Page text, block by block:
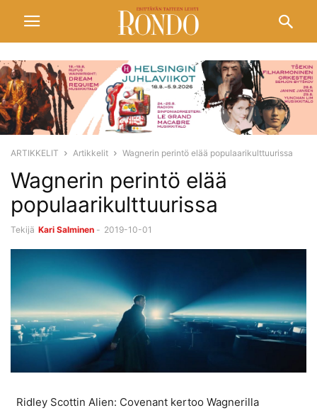
ARTIKKELIT Artikkelit Wagnerin perintö elää populaarikulttuurissa
Wagnerin perintö elää
populaarikulttuurissa
Tekijä Kari Salminen - 2019-10-01
Ridley Scottin Alien: Covenant kertoo Wagnerilla